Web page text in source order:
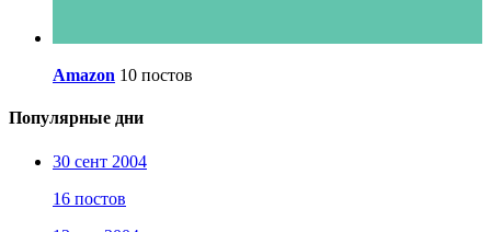
Amazon 10 постов
Популярные дни
30 сент 2004
16 постов